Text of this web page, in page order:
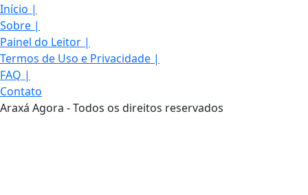
Início |
Sobre |
Painel do Leitor |
Termos de Uso e Privacidade |
FAQ |
Contato
Araxá Agora - Todos os direitos reservados